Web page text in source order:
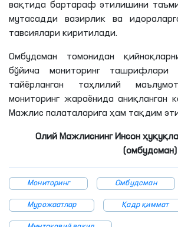
вақтида бартараф этилишини
мутасадди вазирлик ва
тавсиялари киритилади.
Омбудсман томонидан
бўйича мониторинг ташрифлари
тайёрланган таҳлилий
мониторинг жараёнида аниқланган
Мажлис палаталарига ҳам тақдим
Олий Мажлиснинг Инсон
Мониторинг Омбудсман
Мурожаатлар Қадр қиммат